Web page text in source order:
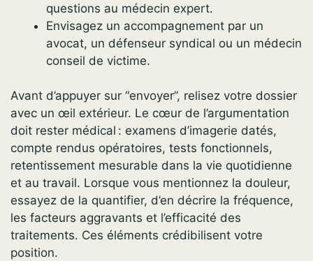
questions au médecin expert.
Envisagez un accompagnement par un
avocat, un défenseur syndical ou un médecin
conseil de victime.
Avant d’appuyer sur “envoyer”, relisez votre dossier
avec un œil extérieur. Le cœur de l’argumentation
doit rester médical : examens d’imagerie datés,
compte rendus opératoires, tests fonctionnels,
retentissement mesurable dans la vie quotidienne
et au travail. Lorsque vous mentionnez la douleur,
essayez de la quantifier, d’en décrire la fréquence,
les facteurs aggravants et l’efficacité des
traitements. Ces éléments crédibilisent votre
position.